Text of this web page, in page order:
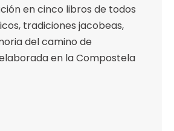
en cinco libros de todos
tradiciones jacobeas,
del camino de
en la Compostela